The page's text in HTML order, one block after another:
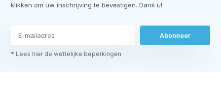
klikken om uw inschrijving te bevestigen. Dank u!
Abonneer
* Lees hier de wettelijke beperkingen